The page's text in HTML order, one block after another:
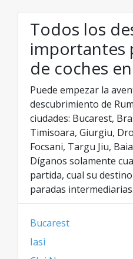
Todos los
importantes
de coches
Puede empezar la
descubrimiento de
ciudades: Bucarest,
Timisoara, Giurgiu,
Focsani, Targu Jiu,
Díganos solamente
partida, cual su
paradas intermediarias.
Bucarest
Iasi